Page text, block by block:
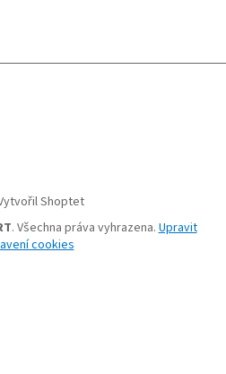
Shoptet
. Všechna práva vyhrazena. Upravit
cookies